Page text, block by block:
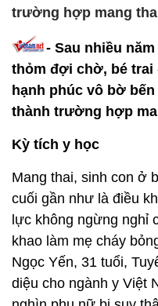
trường hợp mang
- Sau nhiều
thỏm đợi chờ, bé trai
hạnh phúc vô bờ
thành trường hợp
Kỳ tích y học
Mang thai, sinh con ở
cuối gần như là điều
lực không ngừng nghỉ
khao làm mẹ cháy
Ngọc Yến, 31 tuổi,
diệu cho ngành y Việt